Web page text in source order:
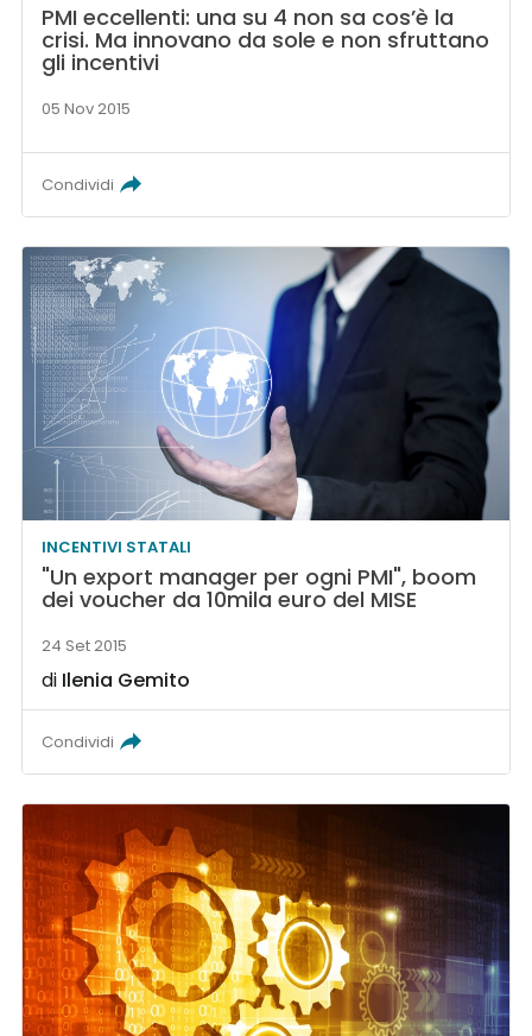
PMI eccellenti: una su 4 non sa cos’è la
crisi. Ma innovano da sole e non sfruttano
gli incentivi
05 Nov 2015
Condividi
INCENTIVI STATALI
"Un export manager per ogni PMI", boom
dei voucher da 10mila euro del MISE
24 Set 2015
di Ilenia Gemito
Condividi